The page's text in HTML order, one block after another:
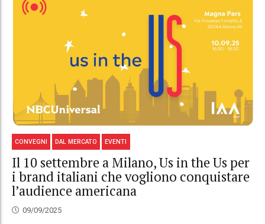
CONVEGNI DAL MERCATO EVENTI
Il 10 settembre a Milano, Us in the Us per
i brand italiani che vogliono conquistare
l’audience americana
09/09/2025